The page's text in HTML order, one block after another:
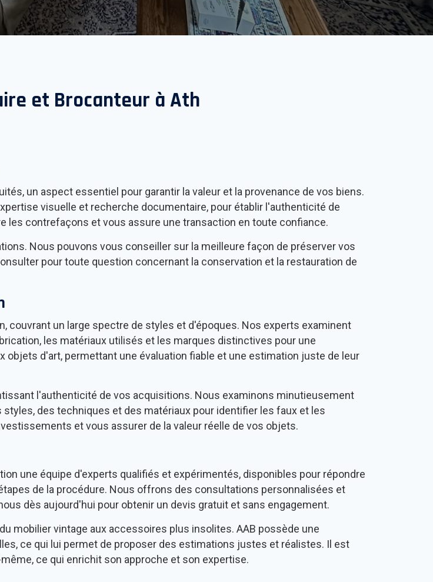
et Brocanteur à Ath
un aspect essentiel pour garantir la valeur et la provenance de vos biens.
visuelle et recherche documentaire, pour établir l'authenticité de
les contrefaçons et vous assure une transaction en toute confiance.
Nous pouvons vous conseiller sur la meilleure façon de préserver vos
pour toute question concernant la conservation et la restauration de
couvrant un large spectre de styles et d'époques. Nos experts examinent
les matériaux utilisés et les marques distinctives pour une
d'art, permettant une évaluation fiable et une estimation juste de leur
l'authenticité de vos acquisitions. Nous examinons minutieusement
des techniques et des matériaux pour identifier les faux et les
et vous assurer de la valeur réelle de vos objets.
une équipe d'experts qualifiés et expérimentés, disponibles pour répondre
de la procédure. Nous offrons des consultations personnalisées et
dès aujourd'hui pour obtenir un devis gratuit et sans engagement.
mobilier vintage aux accessoires plus insolites. AAB possède une
ce qui lui permet de proposer des estimations justes et réalistes. Il est
ce qui enrichit son approche et son expertise.